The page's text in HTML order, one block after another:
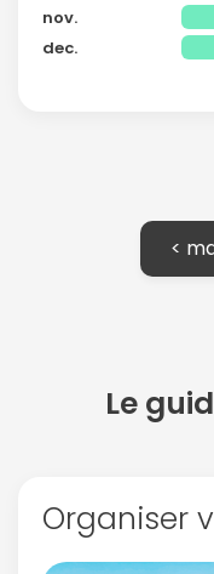
nov.
dec.
<
Le
Organiser
confidentialité.